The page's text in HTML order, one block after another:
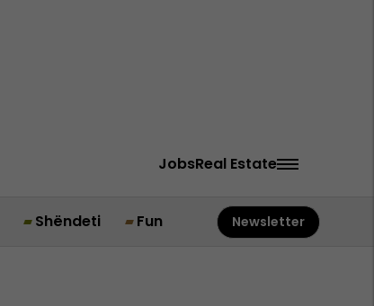
JobsReal Estate
Shëndeti Fun Newsletter